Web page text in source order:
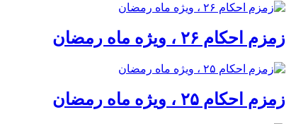
زمزم احکام ۲۶ ، ویژه ماه رمضان
زمزم احکام ۲۵ ، ویژه ماه رمضان